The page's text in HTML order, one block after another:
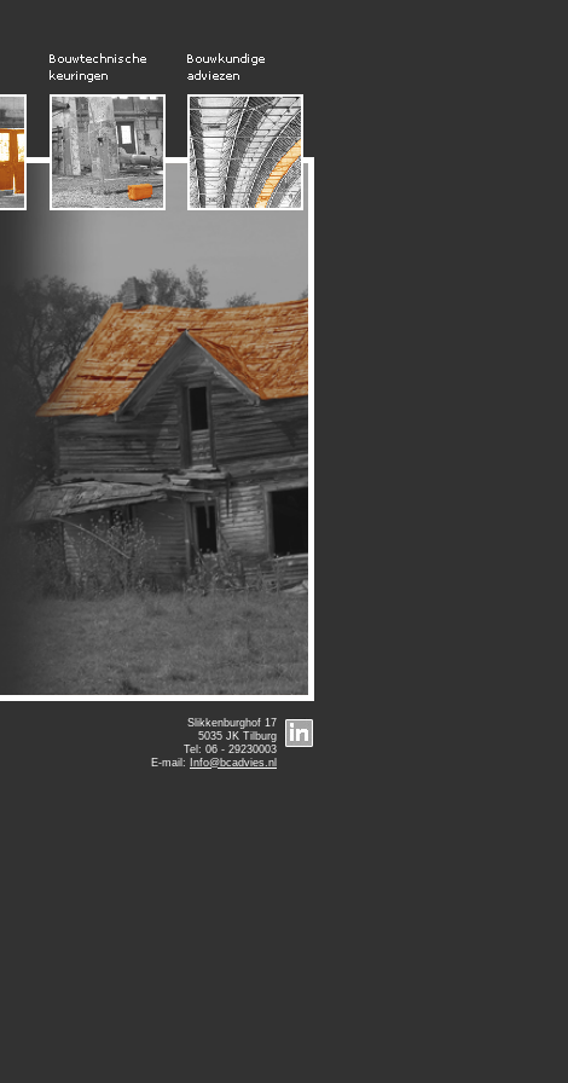
Slikkenburghof 17
5035 JK Tilburg
Tel: 06 - 29230003
E-mail: Info@bcadvies.nl